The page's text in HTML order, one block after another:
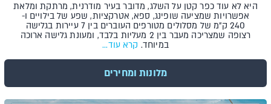
היא לא עוד כפר קטן על השלג, מדובר בעיר מודרנית, מרתקת ומלאת
אפשרויות שמציעה שופינג, ספא, אטרקציות, שפע של בילויים ו-
240 ק"מ של מסלולים מטורפים העוברים בין 7 עיירות בגלישה
רצופה שמצריכה מעבר בין 2 מעליות בלבד, ומעונת גלישה ארוכה
במיוחד. קרא עוד...
מלונות ומחירים